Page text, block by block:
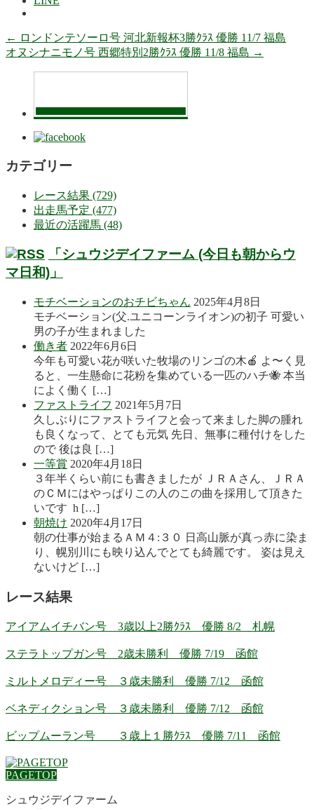
← ロンドンテソーロ号 河北新報杯3勝ｸﾗｽ 優勝 11/7 福島
オヌシナニモノ号 西郷特別2勝ｸﾗｽ 優勝 11/8 福島 →
カテゴリー
レース結果 (729)
出走馬予定 (477)
最近の活躍馬 (48)
「シュウジデイファーム (今日も朝からウ
マ日和)」
モチベーションのおチビちゃん 2025年4月8日
モチベーション(父.ユニコーンライオン)の初子 可愛い
男の子が生まれました
働き者 2022年6月6日
今年も可愛い花が咲いた牧場のリンゴの木🍎 よ〜く見
ると、一生懸命に花粉を集めている一匹のハチ🐝 本当
によく働く […]
ファストライフ 2021年5月7日
久しぶりにファストライフと会って来ました脚の腫れ
も良くなって、とても元気 先日、無事に種付けをした
ので 後は良 […]
一等賞 2020年4月18日
３年半くらい前にも書きましたが ＪＲＡさん、ＪＲＡ
のＣＭにはやっぱりこの人のこの曲を採用して頂きた
いです h […]
朝焼け 2020年4月17日
朝の仕事が始まるＡＭ４:３０ 日高山脈が真っ赤に染ま
り、幌別川にも映り込んでとても綺麗です。 姿は見え
ないけど […]
レース結果
アイアムイチバン号 3歳以上2勝ｸﾗｽ 優勝 8/2 札幌
ステラトップガン号 2歳未勝利 優勝 7/19 函館
ミルトメロディー号 ３歳未勝利 優勝 7/12 函館
ベネディクション号 ３歳未勝利 優勝 7/12 函館
ビップムーラン号 ３歳上１勝ｸﾗｽ 優勝 7/11 函館
PAGETOP
シュウジデイファーム